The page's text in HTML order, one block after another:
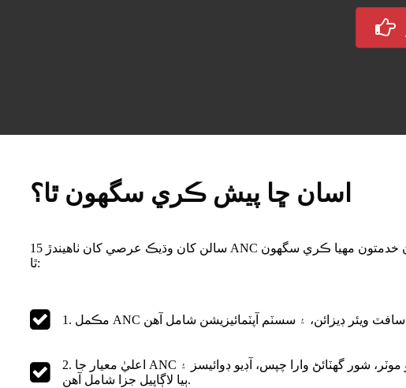
اسان ڇا پيش ڪري سگهون ٿا؟
15 سالن کان وڌيڪ عرصي کان ٺاهيندڙ ANC بلوٽوٿ ائربڊس جي سپلائر جي حيثيت سان، اسان هيٺيون خدمتون مهيا ڪري سگهون
ٿا:
2. اعليٰ معيار جا ANC جزا ۽ مواد مهيا ڪريو، جن ۾ سرڪٽ بورڊ، مائڪرو موٽر، شور گهٽائڻ وارا چپس، آڊيو ڊوائيسز ۽
ٻيا لاڳاپيل جزا شامل آهن.